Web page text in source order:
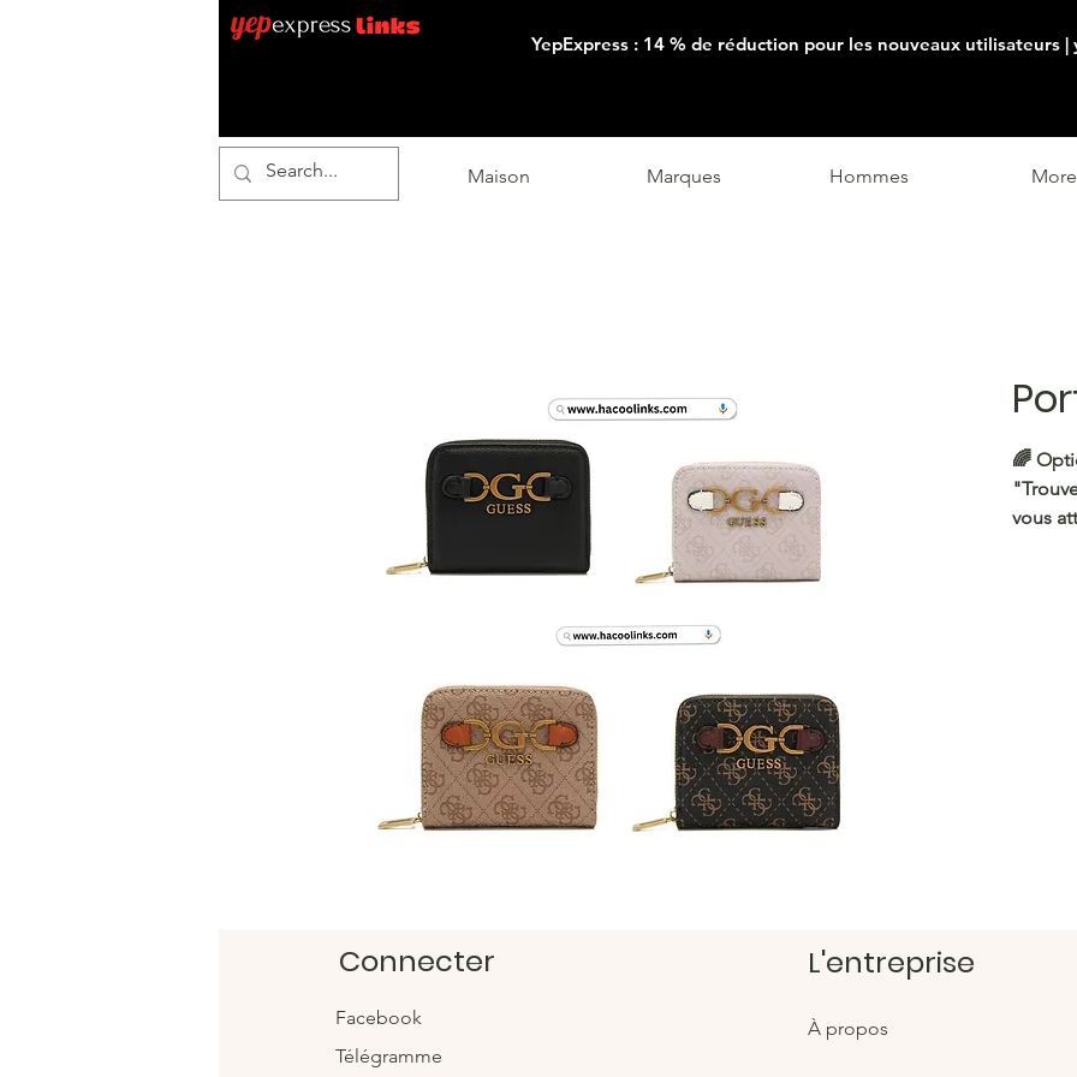
YepExpress : 14 % de réduction pour les nouveaux utilisateurs |
Maison Marques Hommes More
🌈
vous
Connecter
Facebook
Télégramme
L'entreprise
À propos